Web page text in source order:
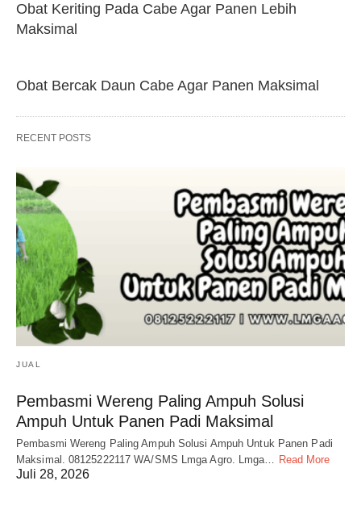
Obat Keriting Pada Cabe Agar Panen Lebih
Maksimal
Obat Bercak Daun Cabe Agar Panen Maksimal
RECENT POSTS
JUAL
Pembasmi Wereng Paling Ampuh Solusi
Ampuh Untuk Panen Padi Maksimal
Pembasmi Wereng Paling Ampuh Solusi Ampuh Untuk Panen Padi
Maksimal. 08125222117 WA/SMS Lmga Agro. Lmga… Read More
Juli 28, 2026